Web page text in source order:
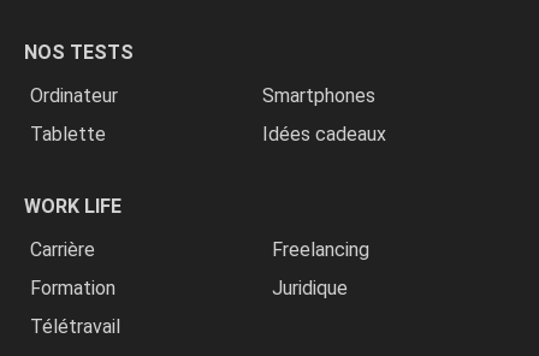
NOS TESTS
Ordinateur
Smartphones
Tablette
Idées cadeaux
WORK LIFE
Carrière
Freelancing
Formation
Juridique
Télétravail